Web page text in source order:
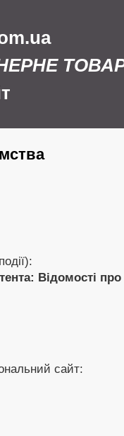
Відомості про
сайт: